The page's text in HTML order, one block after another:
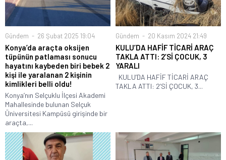
Gündem 26 Şubat 2025 19:04
Konya’da araçta oksijen
tüpünün patlaması sonucu
hayatını kaybeden biri bebek 2
kişi ile yaralanan 2 kişinin
kimlikleri belli oldu!
Konya’nın Selçuklu İlçesi Akademi
Mahallesinde bulunan Selçuk
Üniversitesi Kampüsü girişinde bir
araçta,...
Gündem 20 Kasım 2024 21:49
KULU’DA HAFİF TİCARİ ARAÇ
TAKLA ATTI: 2’Sİ ÇOCUK, 3
YARALI
KULU’DA HAFİF TİCARİ ARAÇ
TAKLA ATTI: 2’Sİ ÇOCUK, 3...